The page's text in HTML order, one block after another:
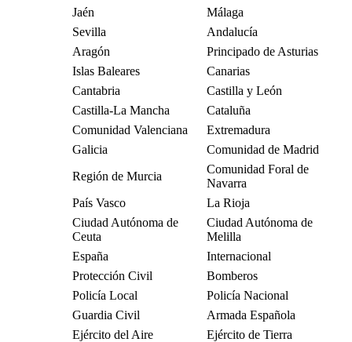
Jaén
Málaga
Sevilla
Andalucía
Aragón
Principado de Asturias
Islas Baleares
Canarias
Cantabria
Castilla y León
Castilla-La Mancha
Cataluña
Comunidad Valenciana
Extremadura
Galicia
Comunidad de Madrid
Región de Murcia
Comunidad Foral de
Navarra
País Vasco
La Rioja
Ciudad Autónoma de
Ceuta
Ciudad Autónoma de
Melilla
España
Internacional
Protección Civil
Bomberos
Policía Local
Policía Nacional
Guardia Civil
Armada Española
Ejército del Aire
Ejército de Tierra